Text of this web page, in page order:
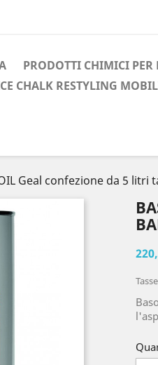
PRODOTTI CHIMICI
CHALK RESTYLING
Geal confezione da 5 litri